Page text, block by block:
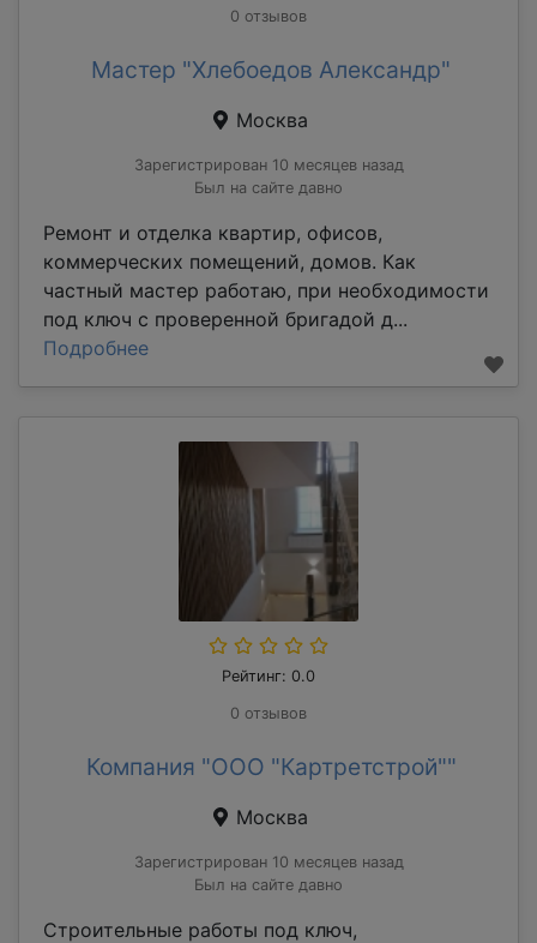
0 отзывов
Мастер "Хлебоедов Александр"
Москва
Зарегистрирован 10 месяцев назад
Был на сайте давно
Ремонт и отделка квартир, офисов,
коммерческих помещений, домов. Как
частный мастер работаю, при необходимости
под ключ с проверенной бригадой д...
Подробнее
Рейтинг: 0.0
0 отзывов
Компания "ООО "Картретстрой""
Москва
Зарегистрирован 10 месяцев назад
Был на сайте давно
Строительные работы под ключ,